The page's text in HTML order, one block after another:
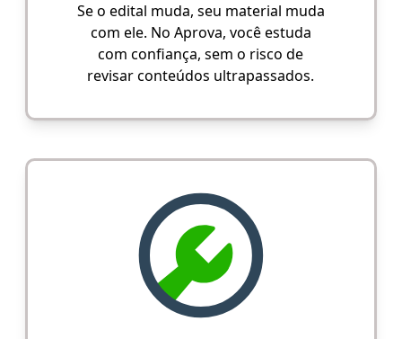
Se o edital muda, seu material muda
com ele. No Aprova, você estuda
com confiança, sem o risco de
revisar conteúdos ultrapassados.